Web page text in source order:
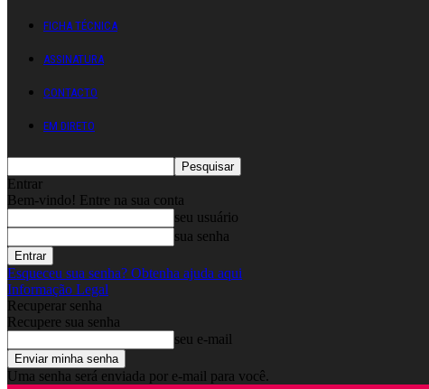
FICHA TÉCNICA
ASSINATURA
CONTACTO
EM DIRETO
Entrar
Bem-vindo! Entre na sua conta
seu usuário
sua senha
Esqueceu sua senha? Obtenha ajuda aqui
Informação Legal
Recuperar senha
Recupere sua senha
seu e-mail
Uma senha será enviada por e-mail para você.